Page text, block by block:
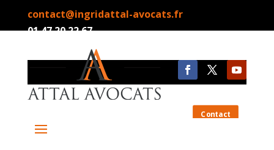
contact@ingridattal-avocats.fr
01.47.20.22.67
Contact